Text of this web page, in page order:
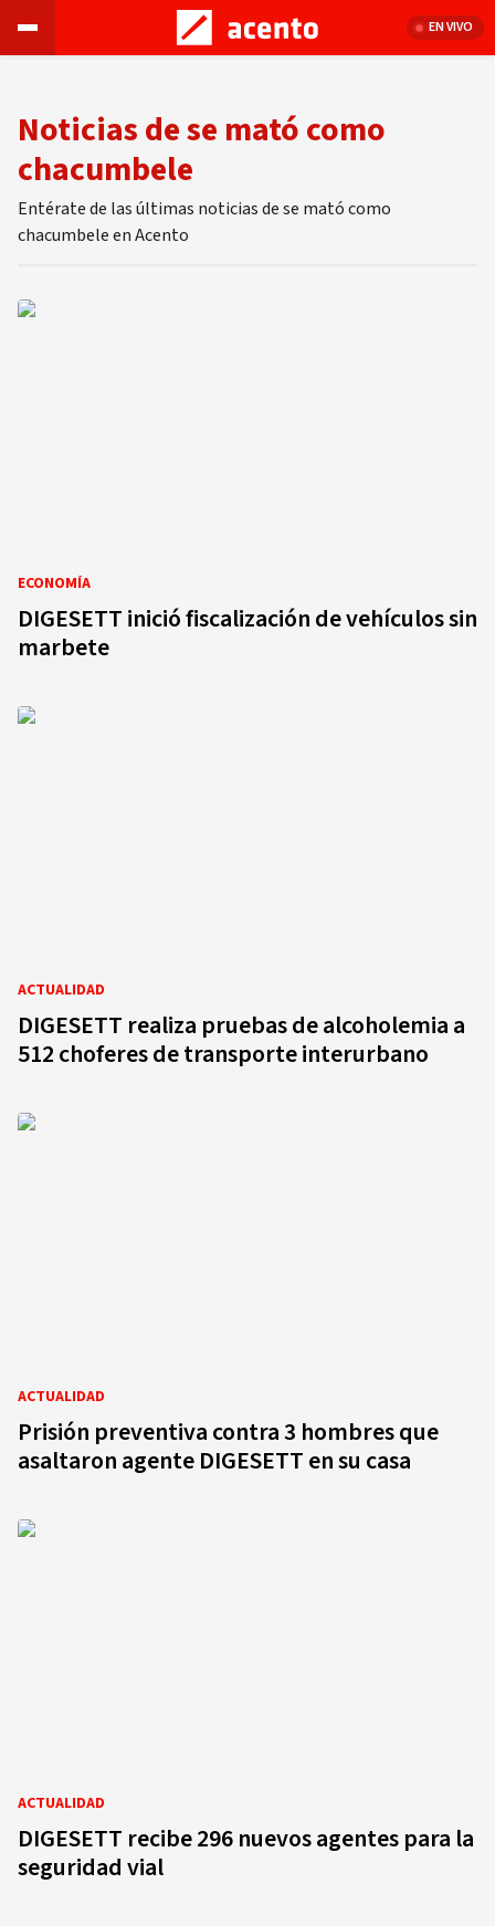
EN VIVO
Noticias de se mató como
chacumbele
Entérate de las últimas noticias de se mató como
chacumbele en Acento
ECONOMÍA
DIGESETT inició fiscalización de vehículos sin
marbete
ACTUALIDAD
DIGESETT realiza pruebas de alcoholemia a
512 choferes de transporte interurbano
ACTUALIDAD
Prisión preventiva contra 3 hombres que
asaltaron agente DIGESETT en su casa
ACTUALIDAD
DIGESETT recibe 296 nuevos agentes para la
seguridad vial